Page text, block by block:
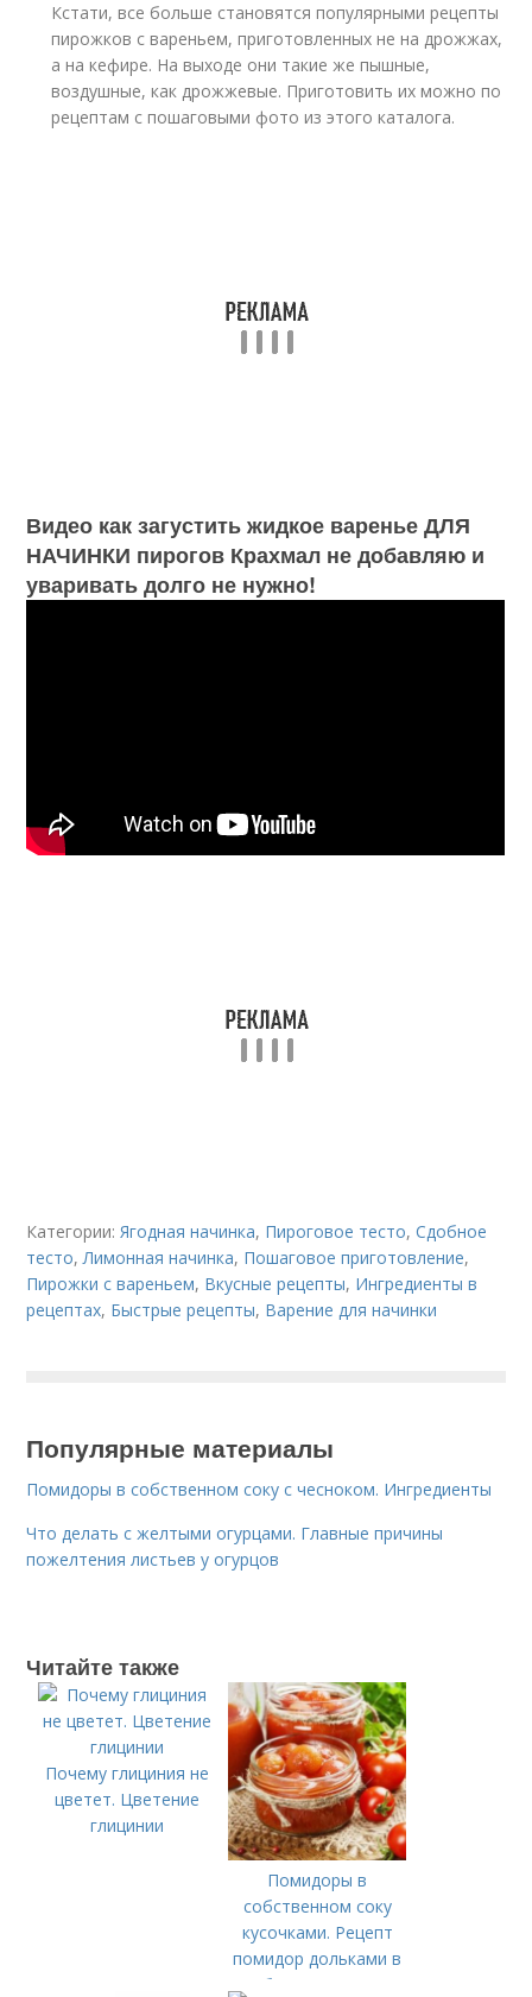
Кстати, все больше становятся популярными рецепты
пирожков с вареньем, приготовленных не на дрожжах,
а на кефире. На выходе они такие же пышные,
воздушные, как дрожжевые. Приготовить их можно по
рецептам с пошаговыми фото из этого каталога.
Видео как загустить жидкое варенье ДЛЯ
НАЧИНКИ пирогов Крахмал не добавляю и
уваривать долго не нужно!
Категории:Ягодная начинка, Пироговое тесто,Сдобное
тесто,Лимонная начинка, Пошаговое приготовление,
Пирожки с вареньем, Вкусные рецепты, Ингредиенты в
рецептах, Быстрые рецепты, Варение для начинки
Популярные материалы
Помидоры в собственном соку с чесноком. Ингредиенты
Что делать с желтыми огурцами. Главные причины
пожелтения листьев у огурцов
Читайте также
Почему глициния не
цветет. Цветение
глицинии
Помидоры в
собственном соку
кусочками. Рецепт
помидор дольками в
собственном соку